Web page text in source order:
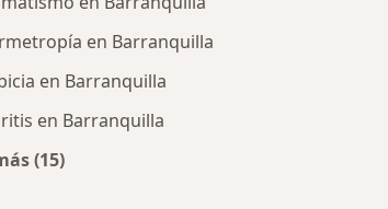
en Barranquilla
en Barranquilla
en Barranquilla
(15)